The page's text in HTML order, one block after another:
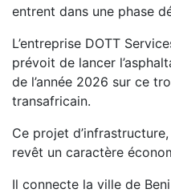
entrent dans une phase
L’entreprise DOTT
prévoit de lancer
de l’année 2026 sur ce
transafricain.
Ce projet
revêt un caractère
Il connecte la ville de